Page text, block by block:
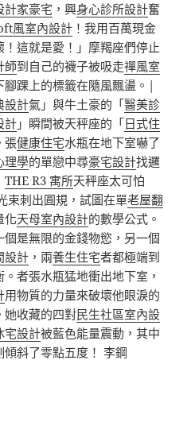
計家豪宅 ，興身心診所設計奮
風室內設計 ！我用百萬現金
這就是愛！」摩羯座們停止
師到自己的襪子被吸走禪風室
腳踝上的標籤在隨風飄盪。|
設計氣」與牛土豪的「醫美診
計 」瞬間被天秤座的「日式住
張健康住宅水瓶在地下室嚇了
理學的單戀中尋豪宅設計找邏
THE R3 寓所天秤座太可怕
束刺出圓規，試圖在單老屋翻
化天母室內設計的數學公式。
個是無限的金錢物慾，另一個
設計 ，兩養生住宅者都極端到
。者張水瓶猛地衝出地下室，
用物質的力量來破壞他眼淚的
她收藏的四對民生社區室內設
宅設計被藍色能量震動，其中
斜了零點五度！ 李鋼